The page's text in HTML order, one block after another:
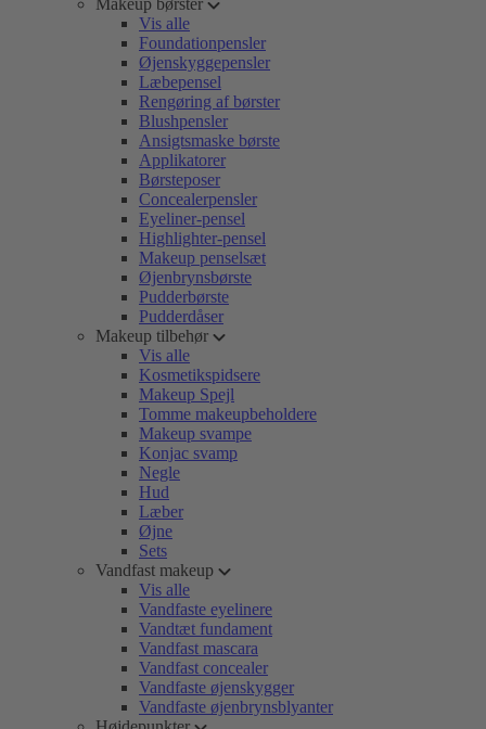
Makeup børster
Vis alle
Foundationpensler
Øjenskyggepensler
Læbepensel
Rengøring af børster
Blushpensler
Ansigtsmaske børste
Applikatorer
Børsteposer
Concealerpensler
Eyeliner-pensel
Highlighter-pensel
Makeup penselsæt
Øjenbrynsbørste
Pudderbørste
Pudderdåser
Makeup tilbehør
Vis alle
Kosmetikspidsere
Makeup Spejl
Tomme makeupbeholdere
Makeup svampe
Konjac svamp
Negle
Hud
Læber
Øjne
Sets
Vandfast makeup
Vis alle
Vandfaste eyelinere
Vandtæt fundament
Vandfast mascara
Vandfast concealer
Vandfaste øjenskygger
Vandfaste øjenbrynsblyanter